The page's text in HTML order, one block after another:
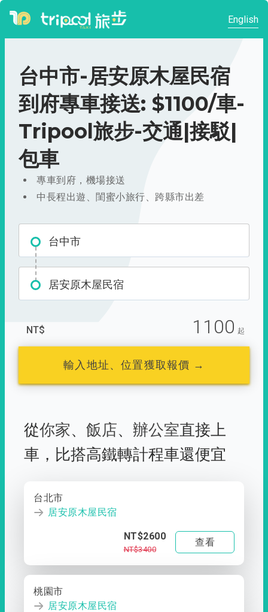
English
台中市-居安原木屋民宿
到府專車接送: $1100/車-
Tripool旅步-交通|接駁|
包車
專車到府，機場接送
中長程出遊、閨蜜小旅行、跨縣市出差
台中市
居安原木屋民宿
NT$ 1100 起
輸入地址、位置獲取報價 →
從你家、 飯店、 辦公室直接上
車， 比搭高鐵轉計程車還便宜
台北市
居安原木屋民宿
NT$2600
NT$3400
查看
桃園市
居安原木屋民宿